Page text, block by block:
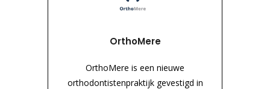
OrthoMere
OrthoMere is een nieuwe
orthodontistenpraktijk gevestigd in